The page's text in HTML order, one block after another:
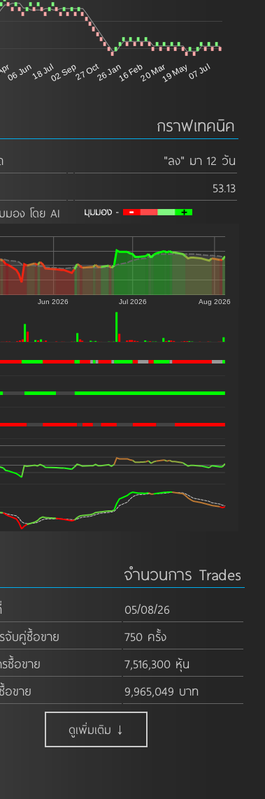
06 Jun18 Jul02 Sep27 Oct26 Jan16 Feb20 Mar19 May07 Jul
กราฟเทคนิค
"ลง" มา 12 วัน
53.13
อง โดย AI
Jun 2026 Jul 2026 Aug 2026
จำนวนการ Trades
05/08/26
จับคู่ซื้อขาย
750 ครั้ง
ซื้อขาย
7,516,300 หุ้น
อขาย
9,965,049 บาท
ดูเพิ่มเติม ↓